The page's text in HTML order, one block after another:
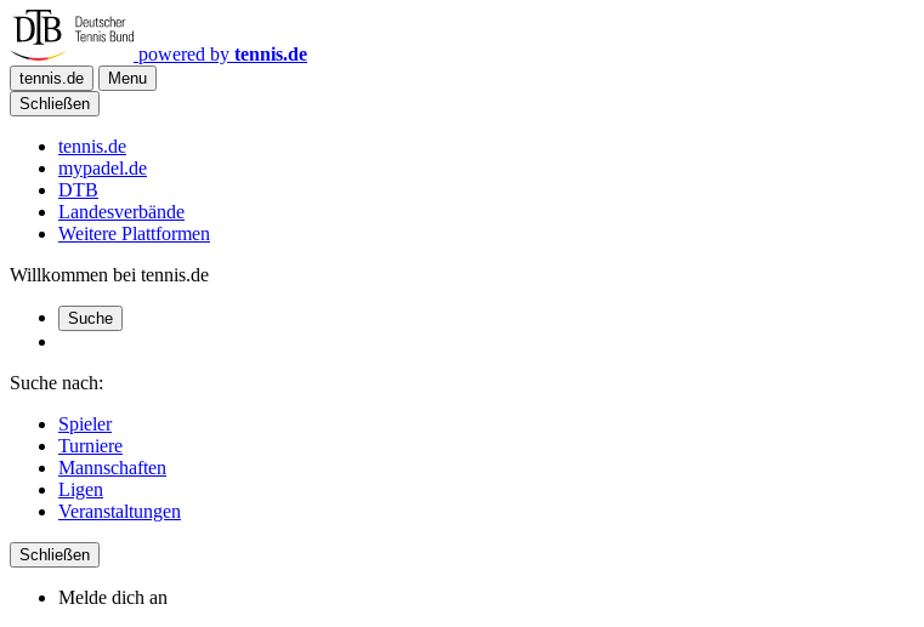
powered by tennis.de
tennis.de
Menu
Schließen
tennis.de
mypadel.de
DTB
Landesverbände
Weitere Plattformen
Willkommen bei tennis.de
Suche
Suche nach:
Spieler
Turniere
Mannschaften
Ligen
Veranstaltungen
Schließen
Melde dich an